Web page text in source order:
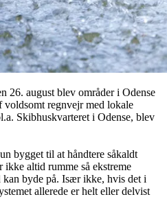
26. august blev områder i Odense
regnvejr med lokale
Skibhuskvarteret i Odense, blev
bygget til at håndtere såkaldt
ikke altid rumme så ekstreme
byde på. Især ikke, hvis det i
allerede er helt eller delvist